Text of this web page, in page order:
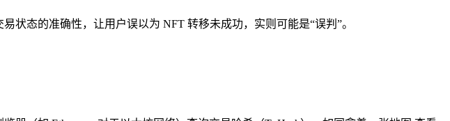
状态的准确性，让用户误以为 NFT 转移未成功，实则可能是“误判”。